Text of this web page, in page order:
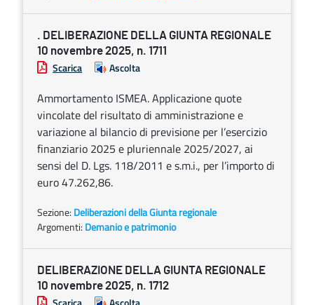
. DELIBERAZIONE DELLA GIUNTA REGIONALE
10 novembre 2025, n. 1711
Scarica Ascolta
Ammortamento ISMEA. Applicazione quote
vincolate del risultato di amministrazione e
variazione al bilancio di previsione per l’esercizio
finanziario 2025 e pluriennale 2025/2027, ai
sensi del D. Lgs. 118/2011 e s.m.i., per l’importo di
euro 47.262,86.
Sezione: Deliberazioni della Giunta regionale
Argomenti: Demanio e patrimonio
DELIBERAZIONE DELLA GIUNTA REGIONALE
10 novembre 2025, n. 1712